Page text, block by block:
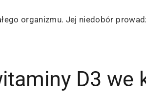
organizmu. Jej niedobór
D3 we